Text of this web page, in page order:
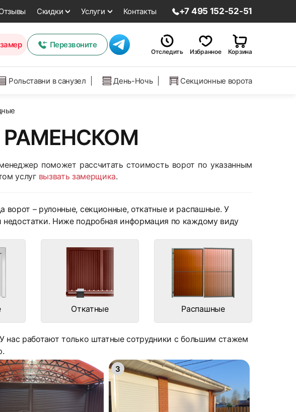
Скидки Услуги Контакты +7 495 152-52-51
Перезвоните
Отследить Избранное Корзина
Рольставни в санузел День-Ночь Секционные ворота
РАМЕНСКОМ
поможет рассчитать стоимость ворот по указанным
услуг вызвать замерщика.
ворот – рулонные, секционные, откатные и распашные. У
Ниже подробная информация по каждому виду
Откатные Распашные
нас работают только штатные сотрудники с большим стажем
3